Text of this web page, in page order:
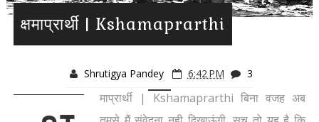
क्षमाप्रार्थी | Kshamaprarthi
Shrutigya Pandey 6:42 PM 3
माप्रार्थी | Kshamaprarthi बिना वजह अब